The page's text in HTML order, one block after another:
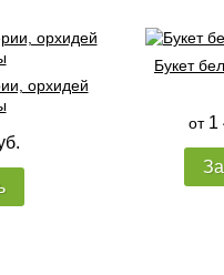
орхидей
Букет
от 1